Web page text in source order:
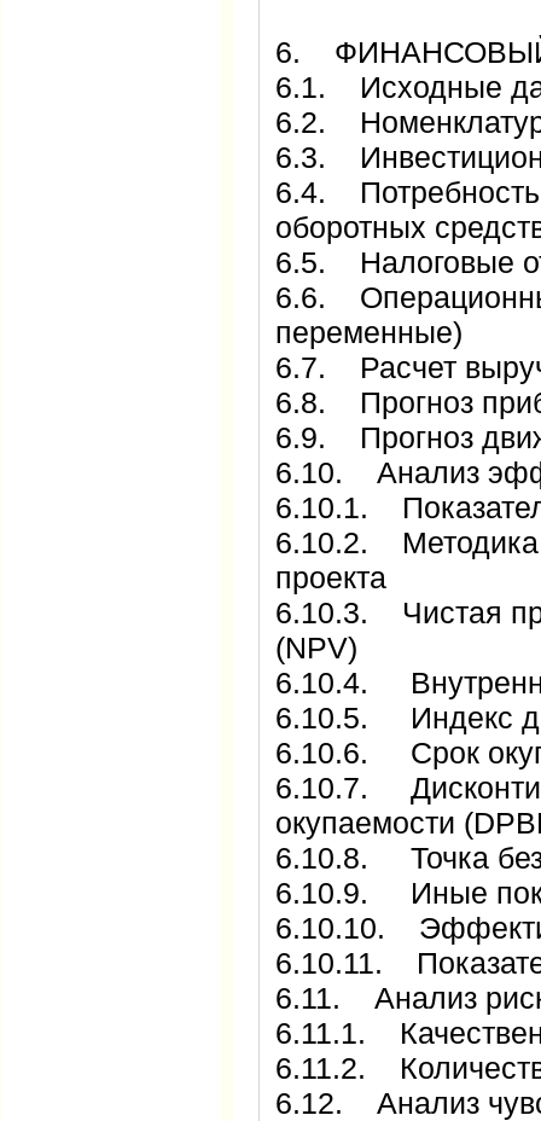
6.
6.1. Исходные
6.2.
6.3.
6.4.
оборотных
6.5. Налоговые
6.6.
переменные)
6.7. Расчет
6.8. Прогноз
6.9. Прогноз
6.10. Анализ
6.10.1.
6.10.2. Методика
проекта
6.10.3. Чистая
(NPV)
6.10.4.
6.10.5. Индекс
6.10.6. Срок
6.10.7.
окупаемости
6.10.8. Точка
6.10.9. Иные
6.10.10.
6.10.11.
6.11. Анализ
6.11.1.
6.11.2.
6.12. Анализ